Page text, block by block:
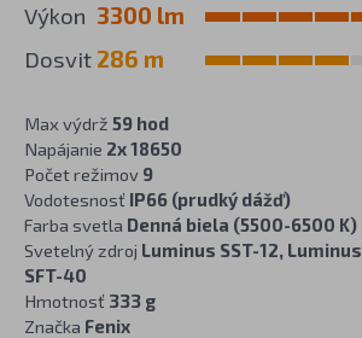
Výkon 3300 lm
Dosvit 286 m
Max výdrž 59 hod
Napájanie 2x 18650
Počet režimov 9
Vodotesnosť IP66 (prudký dážď)
Farba svetla Denná biela (5500-6500 K)
Svetelný zdroj Luminus SST-12, Luminus
SFT-40
Hmotnosť 333 g
Značka Fenix